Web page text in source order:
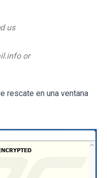
us
or
rescate en una ventana